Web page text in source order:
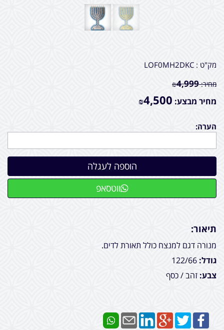
מק"ט : LOF0MH2DKC
מחיר: ₪4,999
מחיר מבצע: ₪4,500
הערה:
ווטסאפ
תיאור:
מנורה דגם למנצח כולל תאורת לדים.
גודל:
צבע: זהב / כסף